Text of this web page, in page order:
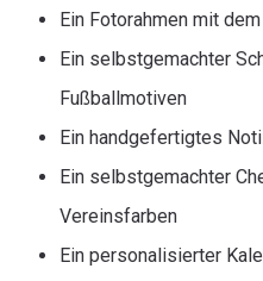
Ein Fotorahmen mit
Ein selbstgemachter
Fußballmotiven
Ein handgefertigtes
Ein selbstgemachter
Vereinsfarben
Ein personalisierter